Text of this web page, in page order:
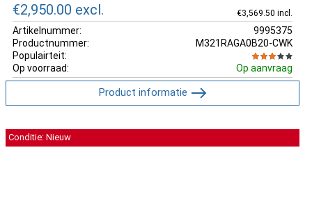
€2,950.00 excl. €3,569.50 incl.
Artikelnummer:
9995375
Productnummer:
M321RAGA0B20-CWK
Populairteit:
Op voorraad:
Op aanvraag
Product informatie
Conditie: Nieuw